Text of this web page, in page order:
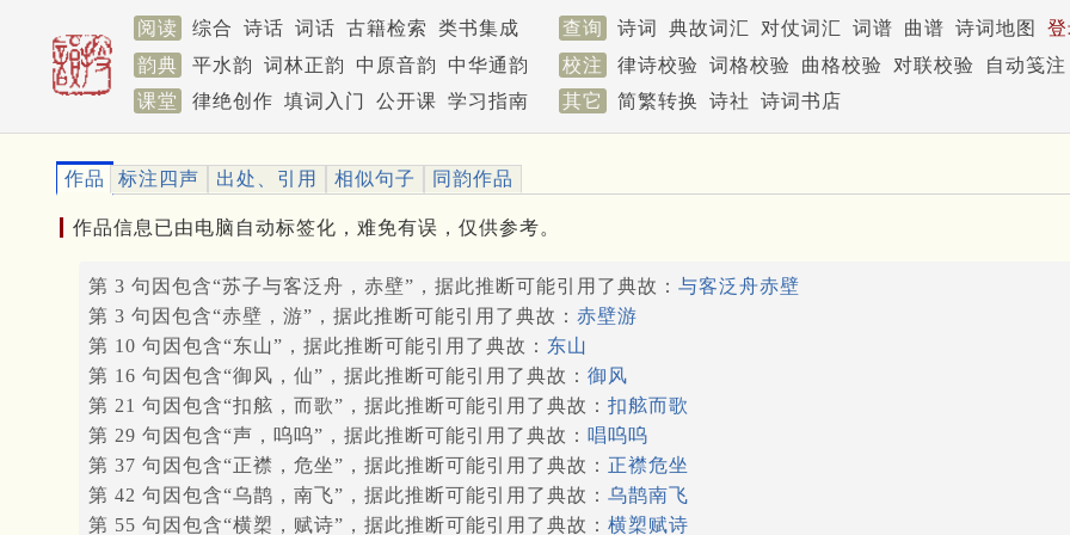
阅读 综合 诗话 词话 古籍检索 类书集成 查询 诗词 典故词汇 对仗词汇 词谱 曲谱 诗词地图
韵典
平水韵 词林正韵 中原音韵 中华通韵 校注 律诗校验 词格校验 曲格校验 对联校验
自动笺注
课堂
律绝创作 填词入门 公开课 学习指南 其它 简繁转换 诗社 诗词书店
作品 标注四声 出处、引用 相似句子 同韵作品
作品信息已由电脑自动标签化，难免有误，仅供参考。
第 3 句因包含“苏子与客泛舟，赤壁”，据此推断可能引用了典故： 与客泛舟赤壁
第 3 句因包含“赤壁，游”，据此推断可能引用了典故： 赤壁游
第 10 句因包含“东山”，据此推断可能引用了典故： 东山
第 16 句因包含“御风，仙”，据此推断可能引用了典故： 御风
第 21 句因包含“扣舷，而歌”，据此推断可能引用了典故： 扣舷而歌
第 29 句因包含“声，呜呜”，据此推断可能引用了典故： 唱呜呜
第 37 句因包含“正襟，危坐”，据此推断可能引用了典故： 正襟危坐
第 42 句因包含“乌鹊，南飞”，据此推断可能引用了典故： 乌鹊南飞
第 55 句因包含“横槊，赋诗”，据此推断可能引用了典故： 横槊赋诗